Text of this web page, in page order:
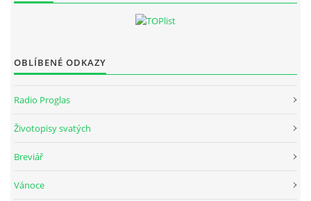
OBLÍBENÉ ODKAZY
Radio Proglas
Životopisy svatých
Breviář
Vánoce